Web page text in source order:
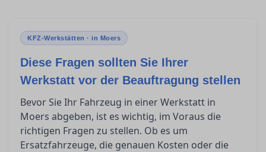
KFZ-Werkstätten · in Moers
Diese Fragen sollten Sie Ihrer
Werkstatt vor der Beauftragung stellen
Bevor Sie Ihr Fahrzeug in einer Werkstatt in
Moers abgeben, ist es wichtig, im Voraus die
richtigen Fragen zu stellen. Ob es um
Ersatzfahrzeuge, die genauen Kosten oder die